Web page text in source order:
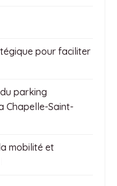
pour faciliter
parking
Chapelle-Saint-
mobilité et